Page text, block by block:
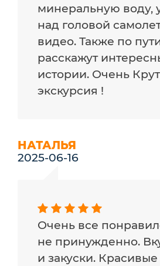
минеральную воду,
над головой
видео. Также по
расскажут
истории. Очень
экскурсия !
НАТАЛЬЯ
2025-06-16
Очень все
не принужденно.
и закуски.